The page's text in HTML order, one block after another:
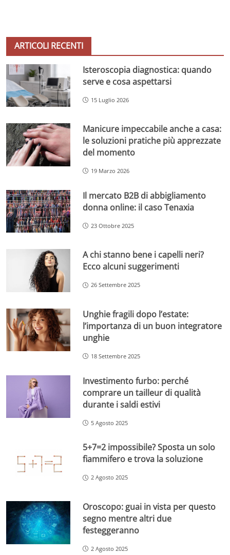
ARTICOLI RECENTI
Isteroscopia diagnostica: quando
serve e cosa aspettarsi
15 Luglio 2026
Manicure impeccabile anche a casa:
le soluzioni pratiche più apprezzate
del momento
19 Marzo 2026
Il mercato B2B di abbigliamento
donna online: il caso Tenaxia
23 Ottobre 2025
A chi stanno bene i capelli neri?
Ecco alcuni suggerimenti
26 Settembre 2025
Unghie fragili dopo l’estate:
l’importanza di un buon integratore
unghie
18 Settembre 2025
Investimento furbo: perché
comprare un tailleur di qualità
durante i saldi estivi
5 Agosto 2025
5+7=2 impossibile? Sposta un solo
fiammifero e trova la soluzione
2 Agosto 2025
Oroscopo: guai in vista per questo
segno mentre altri due
festeggeranno
2 Agosto 2025